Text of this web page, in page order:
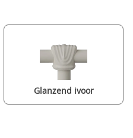
Glanzend ivoor